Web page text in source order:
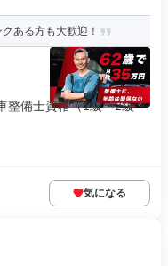
ある方も大歓迎！
整備士資格（1級・2級・
気になる